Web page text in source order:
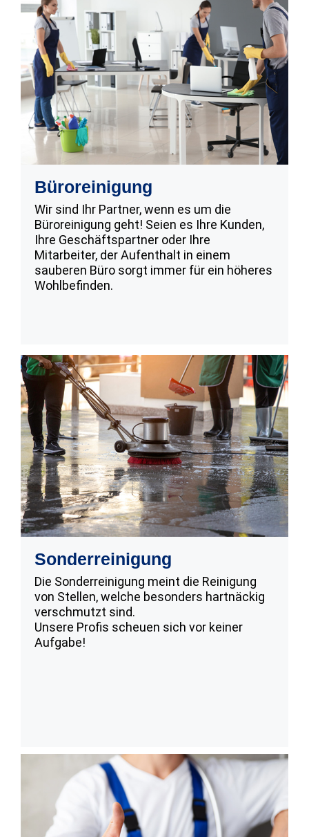
Büroreinigung
Wir sind Ihr Partner, wenn es um die
Büroreinigung geht! Seien es Ihre Kunden,
Ihre Geschäftspartner oder Ihre
Mitarbeiter, der Aufenthalt in einem
sauberen Büro sorgt immer für ein höheres
Wohlbefinden.
Sonderreinigung
Die Sonderreinigung meint die Reinigung
von Stellen, welche besonders hartnäckig
verschmutzt sind.
Unsere Profis scheuen sich vor keiner
Aufgabe!